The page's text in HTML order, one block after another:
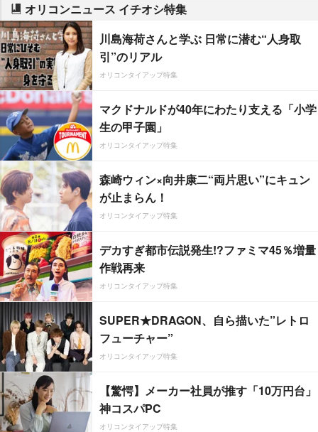
オリコンニュース イチオシ特集
川島海荷さんと学ぶ 日常に潜む“人身取
引”のリアル
オリコンタイアップ特集
マクドナルドが40年にわたり支える「小学
生の甲子園」
オリコンタイアップ特集
森崎ウィン×向井康二“両片思い”にキュン
が止まらん！
オリコンタイアップ特集
デカすぎ都市伝説発生!?ファミマ45％増量
作戦再来
オリコンタイアップ特集
SUPER★DRAGON、自ら描いた”レトロ
フューチャー”
オリコンタイアップ特集
【驚愕】メーカー社員が推す「10万円台」
神コスパPC
オリコンタイアップ特集